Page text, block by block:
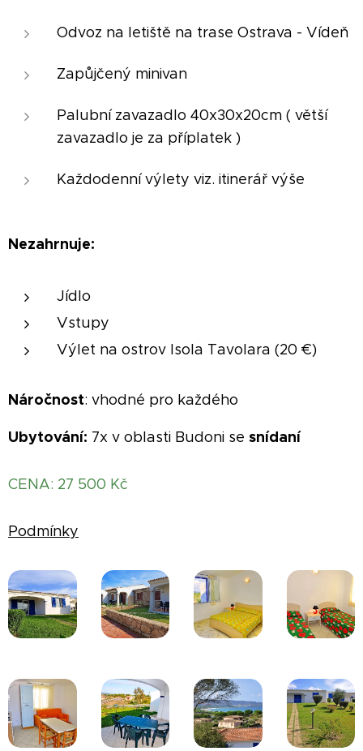
Odvoz na letiště na trase Ostrava - Vídeň
Zapůjčený minivan
Palubní zavazadlo 40x30x20cm ( větší
zavazadlo je za příplatek )
Každodenní výlety viz. itinerář výše
Nezahrnuje:
Jídlo
Vstupy
Výlet na ostrov Isola Tavolara (20 €)
Náročnost: vhodné pro každého
Ubytování: 7x v oblasti Budoni se snídaní
CENA: 27 500 Kč
Podmínky